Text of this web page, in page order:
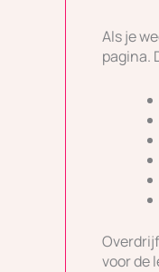
Als je
pagina.
voor de